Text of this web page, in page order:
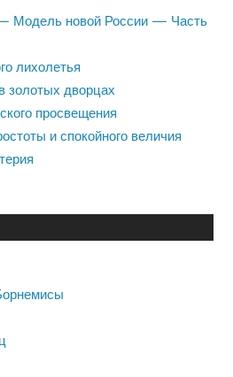
Модель новой России — Часть
лихолетья
золотых дворцах
просвещения
и спокойного величия